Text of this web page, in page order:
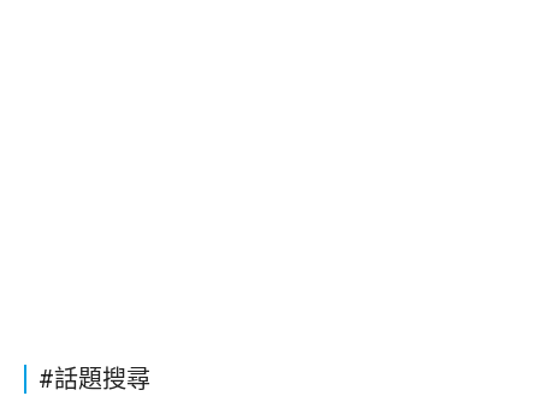
#話題搜尋